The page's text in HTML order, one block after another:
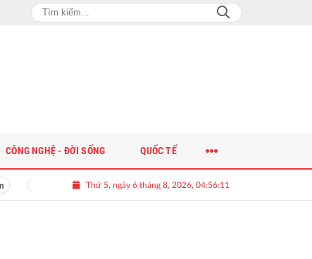
Giải bài toán nguồn nhân lực chất lượng cao cho doanh nghiệp
Thứ 5, ngày 6 tháng 8, 2026, 04:56:11
CÔNG NGHỆ - ĐỜI SỐNG QUỐC TẾ